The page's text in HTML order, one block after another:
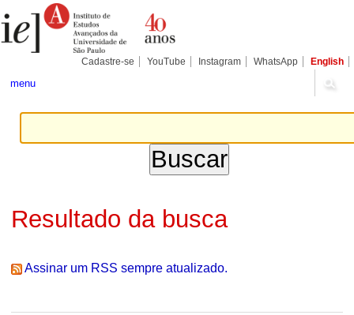
para
conteúdo.
Pessoais
Cadastre-se YouTube Instagram WhatsApp English
menu
Resultado da busca
Assinar um RSS sempre atualizado.